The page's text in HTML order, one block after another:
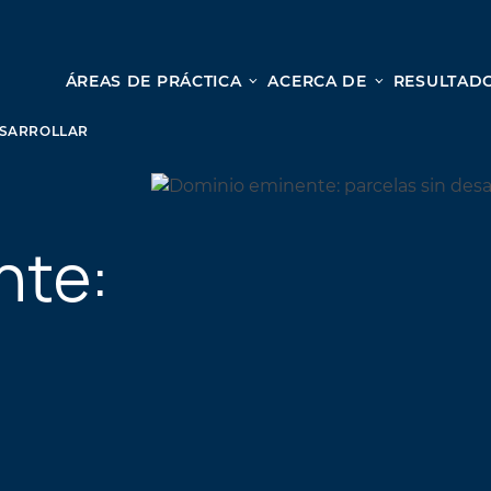
ÁREAS DE PRÁCTICA
Lesión personal
ACCIDENTES AUTOMOVILÍSTICOS
PREMISES LIABILITY
MOTORCYCLE ACCIDENTS
ACERCA DE